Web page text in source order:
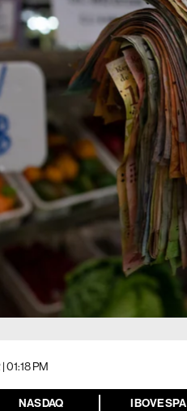
01:18 PM
NASDAQ IBOVESPA